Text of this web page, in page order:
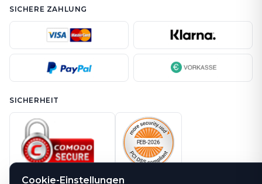
SICHERE ZAHLUNG
SICHERHEIT
Cookie-Einstellungen